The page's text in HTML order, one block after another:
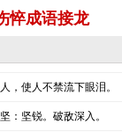
悴成语接龙
，使人不禁流下眼泪。
：坚锐。破敌深入。